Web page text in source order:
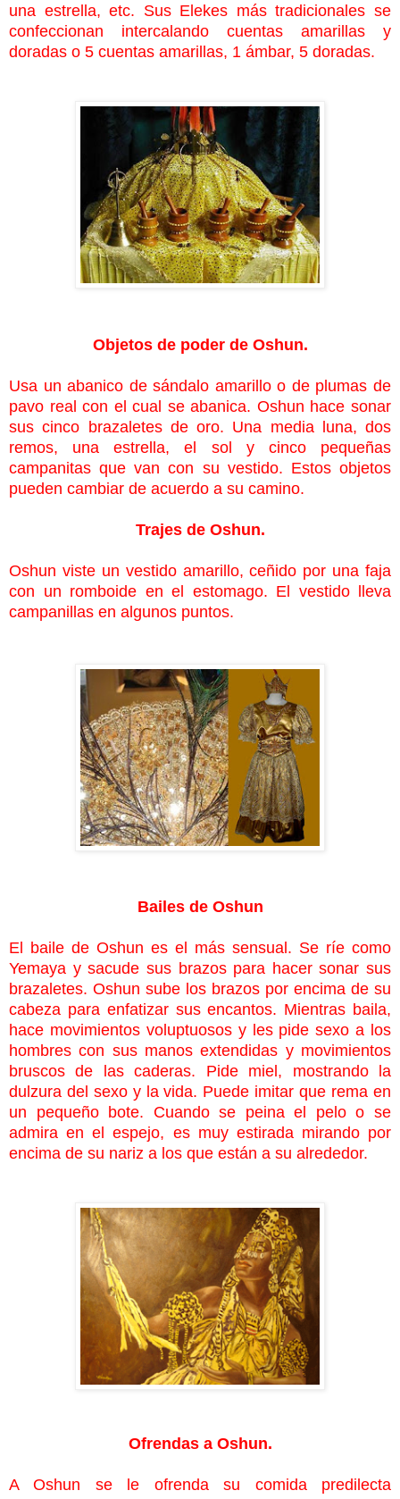
una estrella, etc. Sus Elekes más tradicionales se
confeccionan intercalando cuentas amarillas y
doradas o 5 cuentas amarillas, 1 ámbar, 5 doradas.
Objetos de poder de Oshun.
Usa un abanico de sándalo amarillo o de plumas de
pavo real con el cual se abanica. Oshun hace sonar
sus cinco brazaletes de oro. Una media luna, dos
remos, una estrella, el sol y cinco pequeñas
campanitas que van con su vestido. Estos objetos
pueden cambiar de acuerdo a su camino.
Trajes de Oshun.
Oshun viste un vestido amarillo, ceñido por una faja
con un romboide en el estomago. El vestido lleva
campanillas en algunos puntos.
Bailes de Oshun
El baile de Oshun es el más sensual. Se ríe como
Yemaya y sacude sus brazos para hacer sonar sus
brazaletes. Oshun sube los brazos por encima de su
cabeza para enfatizar sus encantos. Mientras baila,
hace movimientos voluptuosos y les pide sexo a los
hombres con sus manos extendidas y movimientos
bruscos de las caderas. Pide miel, mostrando la
dulzura del sexo y la vida. Puede imitar que rema en
un pequeño bote. Cuando se peina el pelo o se
admira en el espejo, es muy estirada mirando por
encima de su nariz a los que están a su alrededor.
Ofrendas a Oshun.
A Oshun se le ofrenda su comida predilecta